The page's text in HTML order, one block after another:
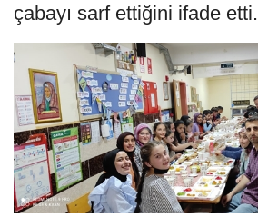
çabayı sarf ettiğini ifade etti.